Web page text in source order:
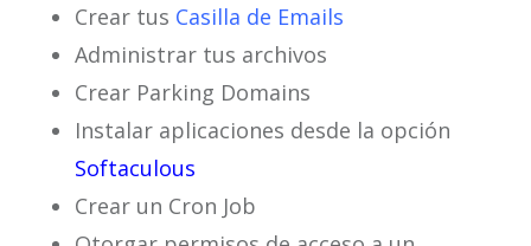
Crear tus Casilla de Emails
Administrar tus archivos
Crear Parking Domains
Instalar aplicaciones desde la opción
Softaculous
Crear un Cron Job